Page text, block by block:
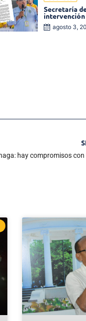
Secretaría
intervención
entrega de
agosto 3,